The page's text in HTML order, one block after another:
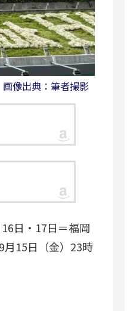
画像出典：筆者撮影
日・17日＝福岡
月15日（金）23時